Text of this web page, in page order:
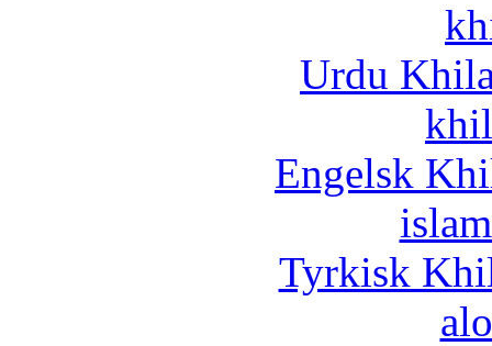
Urdu
Engelsk
Tyrkisk